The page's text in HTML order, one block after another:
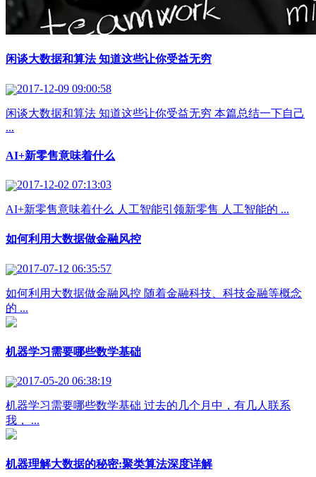
闲谈大数据和算法 知道这些让你受益无穷
2017-12-09 09:00:58
闲谈大数据和算法 知道这些让你受益无穷 本篇总结一下自己
...
AI+新零售意味着什么
2017-12-02 07:13:03
AI+新零售意味着什么 人工智能引领新零售 人工智能的 ...
如何利用大数据做金融风控
2017-07-12 06:35:57
如何利用大数据做金融风控 随着金融科技、科技金融等概念
的 ...
机器学习需要哪些数学基础
2017-05-20 06:38:19
机器学习需要哪些数学基础 过去的几个月中，有几人联系
我， ...
机器理解大数据的秘密:聚类算法深度详解